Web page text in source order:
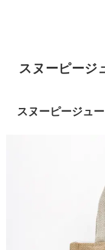
スヌーピージ
スヌーピージュ